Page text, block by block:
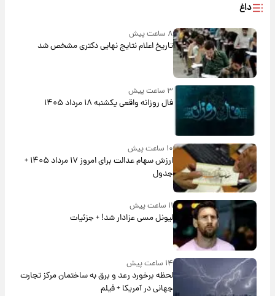
داغ
۸ ساعت پیش
تاریخ اعلام نتایج نهایی دکتری مشخص شد
۳ ساعت پیش
فال روزانه واقعی یکشنبه ۱۸ مرداد ۱۴۰۵
۱۰ ساعت پیش
ارزش سهام عدالت برای امروز ۱۷ مرداد ۱۴۰۵ +
جدول
۱۱ ساعت پیش
لیونل مسی عزادار شد! + جزئیات
۱۴ ساعت پیش
لحظه برخورد رعد و برق به ساختمان مرکز تجارت
جهانی در آمریکا + فیلم